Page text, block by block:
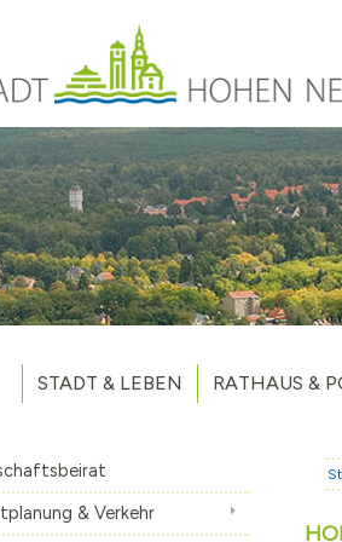
STADT & LEBEN
Unsere Stadt
Aktuelles
Weitere
RATHAUS &
& Verkehr